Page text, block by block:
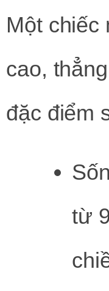
Một chiếc
cao,
đặc điểm
từ